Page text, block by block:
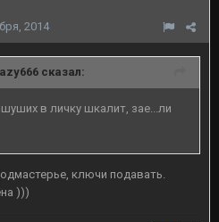
2014
сказал:
в личку шкалит, зае...ли
ключи подавать.
)))